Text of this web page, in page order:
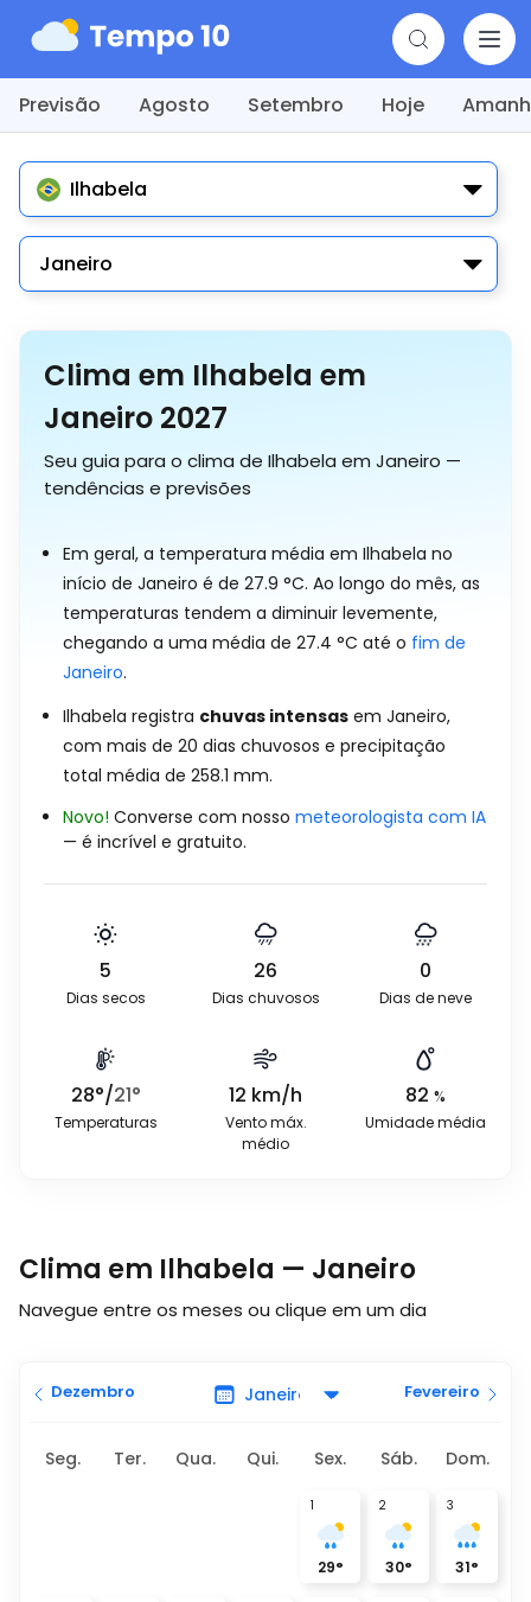
Previsão Agosto Setembro Hoje
Ilhabela
Janeiro
Clima em Ilhabela em
Janeiro 2027
Seu guia para o clima de Ilhabela em Janeiro —
tendências e previsões
Em geral, a temperatura média em Ilhabela no
início de Janeiro é de 27.9 °C. Ao longo do mês, as
temperaturas tendem a diminuir levemente,
chegando a uma média de 27.4 °C até o fim de
Janeiro.
Ilhabela registra chuvas intensas em Janeiro,
com mais de 20 dias chuvosos e precipitação
total média de 258.1 mm.
Novo! Converse com nosso meteorologista com IA
— é incrível e gratuito.
5
Dias secos
26
Dias chuvosos
0
Dias de neve
28°/21°
Temperaturas
12 km/h
Vento máx.
médio
82 %
Umidade média
Clima em Ilhabela — Janeiro
Navegue entre os meses ou clique em um dia
Dezembro Fevereiro
Seg. Ter. Qua. Qui. Sex. Sáb. Dom.
1
29°
2
30°
3
31°